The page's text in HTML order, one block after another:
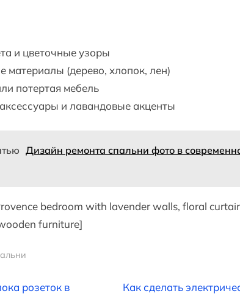
и цветочные узоры
материалы (дерево, хлопок, лен)
потертая мебель
и лавандовые акценты
Дизайн ремонта спальни фото в
bedroom with lavender walls, floral
furniture]
розеток в
N
Как сделать